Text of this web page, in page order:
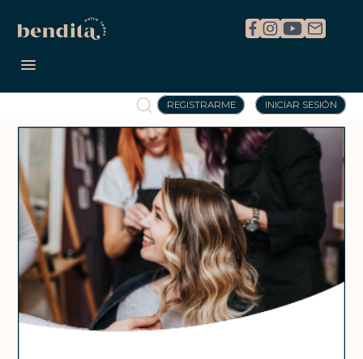
REGISTRARME INICIAR SESIÓN